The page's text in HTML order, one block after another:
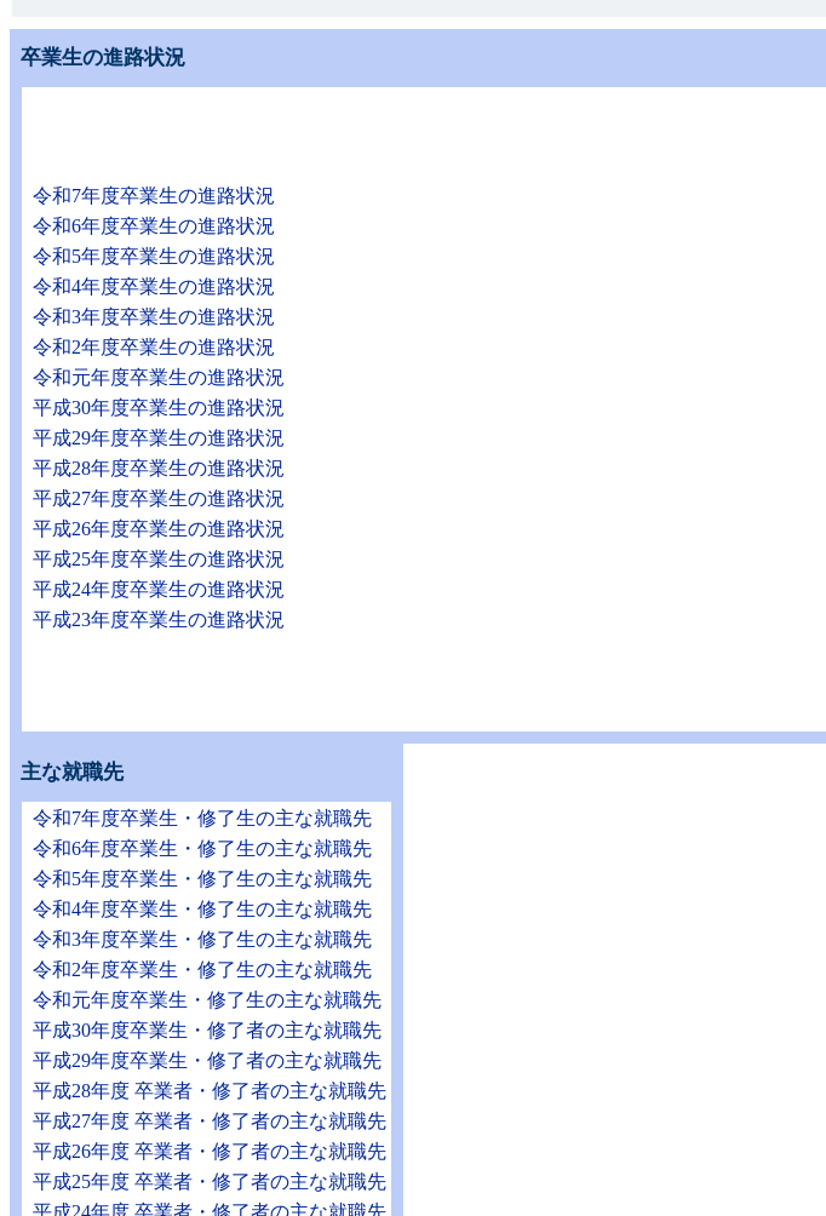
卒業生の進路状況
令和7年度卒業生の進路状況
令和6年度卒業生の進路状況
令和5年度卒業生の進路状況
令和4年度卒業生の進路状況
令和3年度卒業生の進路状況
令和2年度卒業生の進路状況
令和元年度卒業生の進路状況
平成30年度卒業生の進路状況
平成29年度卒業生の進路状況
平成28年度卒業生の進路状況
平成27年度卒業生の進路状況
平成26年度卒業生の進路状況
平成25年度卒業生の進路状況
平成24年度卒業生の進路状況
平成23年度卒業生の進路状況
主な就職先
令和7年度卒業生・修了生の主な就職先
令和6年度卒業生・修了生の主な就職先
令和5年度卒業生・修了生の主な就職先
令和4年度卒業生・修了生の主な就職先
令和3年度卒業生・修了生の主な就職先
令和2年度卒業生・修了生の主な就職先
令和元年度卒業生・修了生の主な就職先
平成30年度卒業生・修了者の主な就職先
平成29年度卒業生・修了者の主な就職先
平成28年度 卒業者・修了者の主な就職先
平成27年度 卒業者・修了者の主な就職先
平成26年度 卒業者・修了者の主な就職先
平成25年度 卒業者・修了者の主な就職先